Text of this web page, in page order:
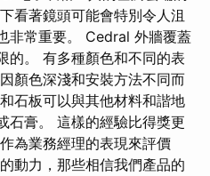
看著鏡頭可能會特別令人沮
非常重要。 Cedral 外牆覆蓋
的。 有多種顏色和不同的表
因顏色深淺和安裝方法不同而
石板可以與其他材料和諧地
石膏。 這樣的經驗比得獎更
為業務經理的表現來評價
動力，那些相信我們產品的